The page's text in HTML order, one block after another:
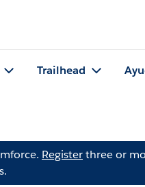
Trailhead
Registerthree or